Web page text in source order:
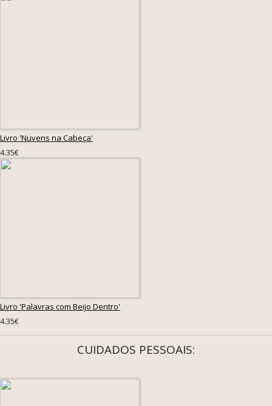
Livro 'Nuvens na Cabeça'
4.35€
Livro 'Palavras com Beijo Dentro'
4.35€
CUIDADOS PESSOAIS: